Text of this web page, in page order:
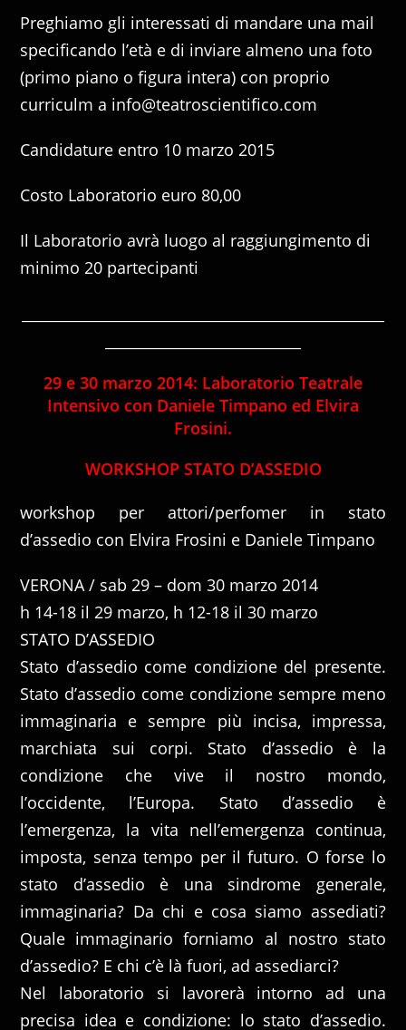
Preghiamo gli interessati di mandare una mail
specificando l’età e di inviare almeno una foto
(primo piano o figura intera) con proprio
curriculm a info@teatroscientifico.com
Candidature entro 10 marzo 2015
Costo Laboratorio euro 80,00
Il Laboratorio avrà luogo al raggiungimento di
minimo 20 partecipanti
29 e 30 marzo 2014: Laboratorio Teatrale
Intensivo con Daniele Timpano ed Elvira
Frosini.
WORKSHOP STATO D’ASSEDIO
workshop per attori/perfomer in stato
d’assedio con Elvira Frosini e Daniele Timpano
VERONA / sab 29 – dom 30 marzo 2014
h 14-18 il 29 marzo, h 12-18 il 30 marzo
STATO D’ASSEDIO
Stato d’assedio come condizione del presente.
Stato d’assedio come condizione sempre meno
immaginaria e sempre più incisa, impressa,
marchiata sui corpi. Stato d’assedio è la
condizione che vive il nostro mondo,
l’occidente, l’Europa. Stato d’assedio è
l’emergenza, la vita nell’emergenza continua,
imposta, senza tempo per il futuro. O forse lo
stato d’assedio è una sindrome generale,
immaginaria? Da chi e cosa siamo assediati?
Quale immaginario forniamo al nostro stato
d’assedio? E chi c’è là fuori, ad assediarci?
Nel laboratorio si lavorerà intorno ad una
precisa idea e condizione: lo stato d’assedio.